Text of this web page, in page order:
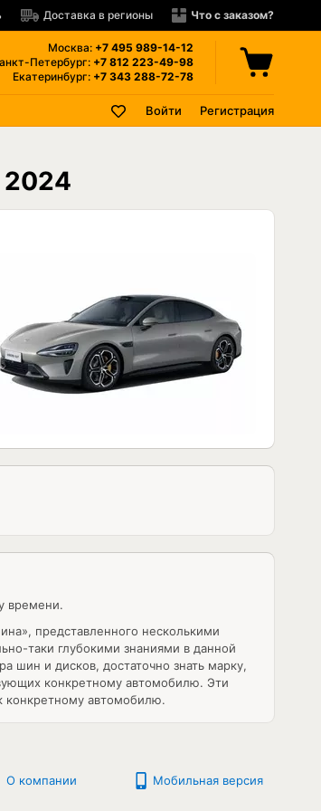
Доставка в регионы Что с заказом?
Москва: +7 495 989-14-12
Петербург: +7 812 223-49-98
Екатеринбург: +7 343 288-72-78
Войти Регистрация
2024
времени.
представленного несколькими
таки глубокими знаниями в данной
шин и дисков, достаточно знать марку,
конкретному автомобилю. Эти
конкретному автомобилю.
О компании Мобильная версия